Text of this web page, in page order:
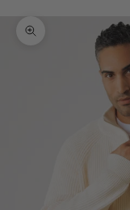
Bild vergrößern